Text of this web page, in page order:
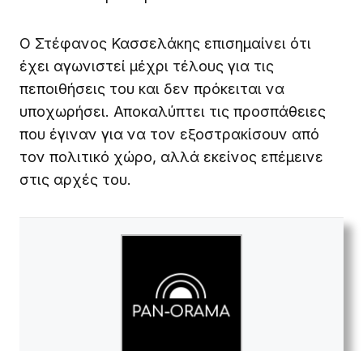
Ο Στέφανος Κασσελάκης επισημαίνει ότι
έχει αγωνιστεί μέχρι τέλους για τις
πεποιθήσεις του και δεν πρόκειται να
υποχωρήσει. Αποκαλύπτει τις προσπάθειες
που έγιναν για να τον εξοστρακίσουν από
τον πολιτικό χώρο, αλλά εκείνος επέμεινε
στις αρχές του.